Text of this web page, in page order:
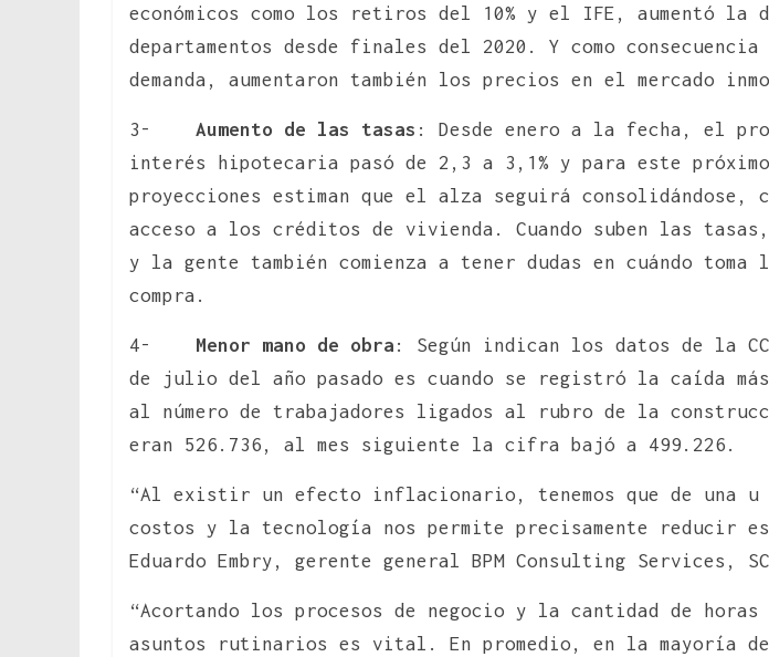
económicos como los retiros del 10% y el IFE, aumentó la
departamentos desde finales del 2020. Y como
demanda, aumentaron también los precios en el mercado
3- Aumento de las tasas : Desde enero a la fecha, el
interés hipotecaria pasó de 2,3 a 3,1% y para este
proyecciones estiman que el alza seguirá consolidándose,
acceso a los créditos de vivienda. Cuando suben las
y la gente también comienza a tener dudas en cuándo toma
compra.
4- Menor mano de obra : Según indican los datos de la
de julio del año pasado es cuando se registró la caída
al número de trabajadores ligados al rubro de la
eran 526.736, al mes siguiente la cifra bajó a 499.226.
“Al existir un efecto inflacionario, tenemos que de una u
costos y la tecnología nos permite precisamente reducir
Eduardo Embry, gerente general BPM Consulting Services,
“Acortando los procesos de negocio y la cantidad de
asuntos rutinarios es vital. En promedio, en la mayoría